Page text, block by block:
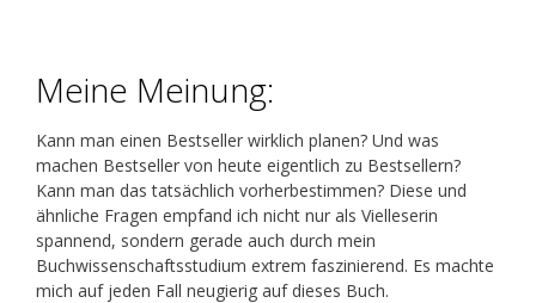
Meine Meinung:
Kann man einen Bestseller wirklich planen? Und was
machen Bestseller von heute eigentlich zu Bestsellern?
Kann man das tatsächlich vorherbestimmen? Diese und
ähnliche Fragen empfand ich nicht nur als Vielleserin
spannend, sondern gerade auch durch mein
Buchwissenschaftsstudium extrem faszinierend. Es machte
mich auf jeden Fall neugierig auf dieses Buch.